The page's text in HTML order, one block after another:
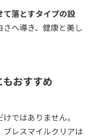
て落とすタイプの設
へ導き、健康と美し
おすすめ
ではありません。
ブレスマイルクリアは